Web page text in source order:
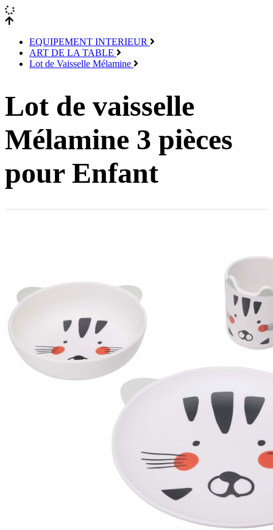
EQUIPEMENT INTERIEUR
ART DE LA TABLE
Lot de Vaisselle Mélamine
Lot de vaisselle
Mélamine 3 pièces
pour Enfant